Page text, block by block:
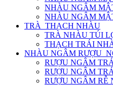
NHÀU NGÂM
NHÀU NGÂM
TRÀ_THẠCH NHÀU
TRÀ NHÀU TÚI
THẠCH TRÁI
NHÀU NGÂM
RƯỢU NGÂM
RƯỢU NGÂM
RƯỢU NGÂM RỄ